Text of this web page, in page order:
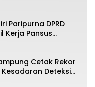
Paripurna DPRD
Kerja Pansus
Cetak Rekor
Kesadaran Deteksi